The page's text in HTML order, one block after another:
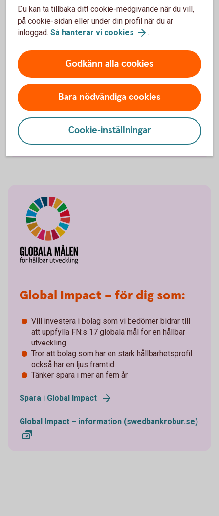
New Energy – om du:
bolag i energisektorn
Vill investera i ett långsiktigt tema med
Tänker spara i mer än fem år
Spara i New Energy
Global Impact – för dig som:
Vill investera i bolag som vi bedömer bidrar till
att uppfylla FN:s 17 globala mål för en hållbar
utveckling
Tror att bolag som har en stark hållbarhetsprofil
också har en ljus framtid
Tänker spara i mer än fem år
Spara i Global Impact
Global Impact – information (swedbankrobur.se)
Du kan ta tillbaka ditt cookie-medgivande när du vill,
på cookie-sidan eller under din profil när du är
inloggad. Så hanterar vi cookies .
Godkänn alla cookies
Bara nödvändiga cookies
Cookie-inställningar